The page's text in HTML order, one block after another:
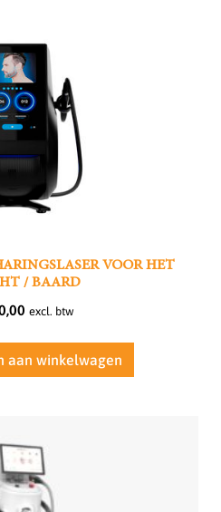
VOOR HET
/ BAARD
excl. btw
aan winkelwagen